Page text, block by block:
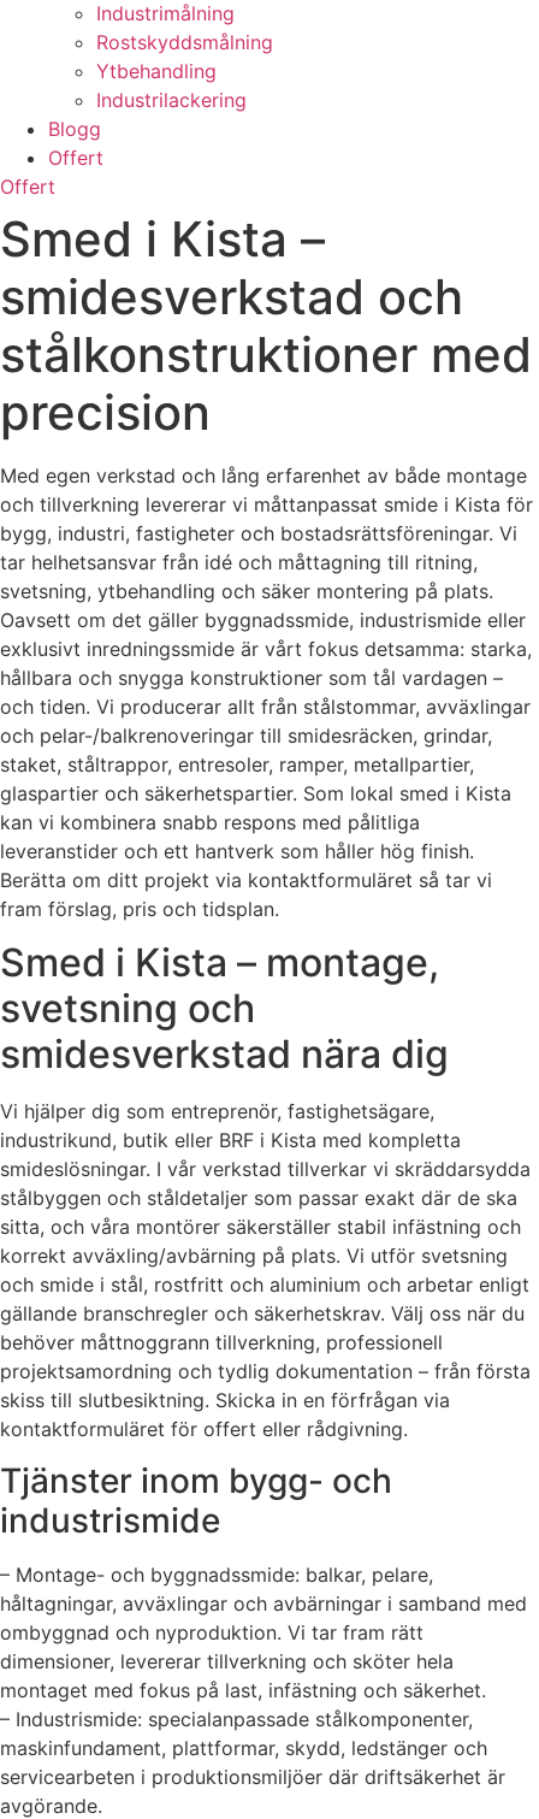
Industrimålning
Rostskyddsmålning
Ytbehandling
Industrilackering
Blogg
Offert
Offert
Smed i Kista –
smidesverkstad och
stålkonstruktioner med
precision
Med egen verkstad och lång erfarenhet av både montage
och tillverkning levererar vi måttanpassat smide i Kista för
bygg, industri, fastigheter och bostadsrättsföreningar. Vi
tar helhetsansvar från idé och måttagning till ritning,
svetsning, ytbehandling och säker montering på plats.
Oavsett om det gäller byggnadssmide, industrismide eller
exklusivt inredningssmide är vårt fokus detsamma: starka,
hållbara och snygga konstruktioner som tål vardagen –
och tiden. Vi producerar allt från stålstommar, avväxlingar
och pelar-/balkrenoveringar till smidesräcken, grindar,
staket, ståltrappor, entresoler, ramper, metallpartier,
glaspartier och säkerhetspartier. Som lokal smed i Kista
kan vi kombinera snabb respons med pålitliga
leveranstider och ett hantverk som håller hög finish.
Berätta om ditt projekt via kontaktformuläret så tar vi
fram förslag, pris och tidsplan.
Smed i Kista – montage,
svetsning och
smidesverkstad nära dig
Vi hjälper dig som entreprenör, fastighetsägare,
industrikund, butik eller BRF i Kista med kompletta
smideslösningar. I vår verkstad tillverkar vi skräddarsydda
stålbyggen och ståldetaljer som passar exakt där de ska
sitta, och våra montörer säkerställer stabil infästning och
korrekt avväxling/avbärning på plats. Vi utför svetsning
och smide i stål, rostfritt och aluminium och arbetar enligt
gällande branschregler och säkerhetskrav. Välj oss när du
behöver måttnoggrann tillverkning, professionell
projektsamordning och tydlig dokumentation – från första
skiss till slutbesiktning. Skicka in en förfrågan via
kontaktformuläret för offert eller rådgivning.
Tjänster inom bygg- och
industrismide
– Montage- och byggnadssmide: balkar, pelare,
håltagningar, avväxlingar och avbärningar i samband med
ombyggnad och nyproduktion. Vi tar fram rätt
dimensioner, levererar tillverkning och sköter hela
montaget med fokus på last, infästning och säkerhet.
– Industrismide: specialanpassade stålkomponenter,
maskinfundament, plattformar, skydd, ledstänger och
servicearbeten i produktionsmiljöer där driftsäkerhet är
avgörande.